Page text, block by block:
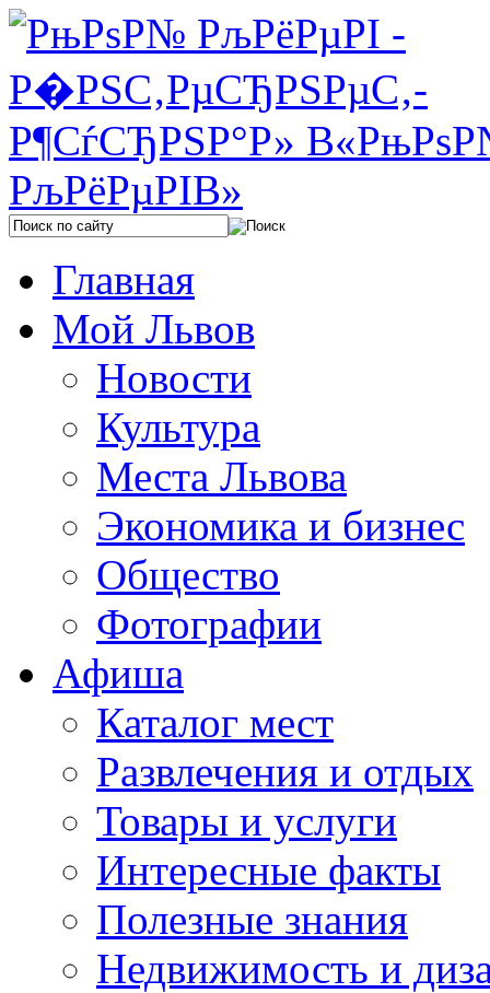
Главная
Мой Львов
Новости
Культура
Места Львова
Экономика и бизнес
Общество
Фотографии
Афиша
Каталог мест
Развлечения и отдых
Товары и услуги
Интересные факты
Полезные знания
Недвижимость и